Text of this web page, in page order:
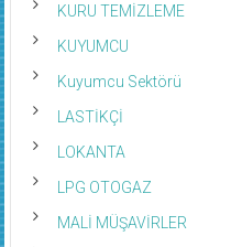
KURU TEMİZLEME
KUYUMCU
Kuyumcu Sektörü
LASTİKÇİ
LOKANTA
LPG OTOGAZ
MALİ MÜŞAVİRLER